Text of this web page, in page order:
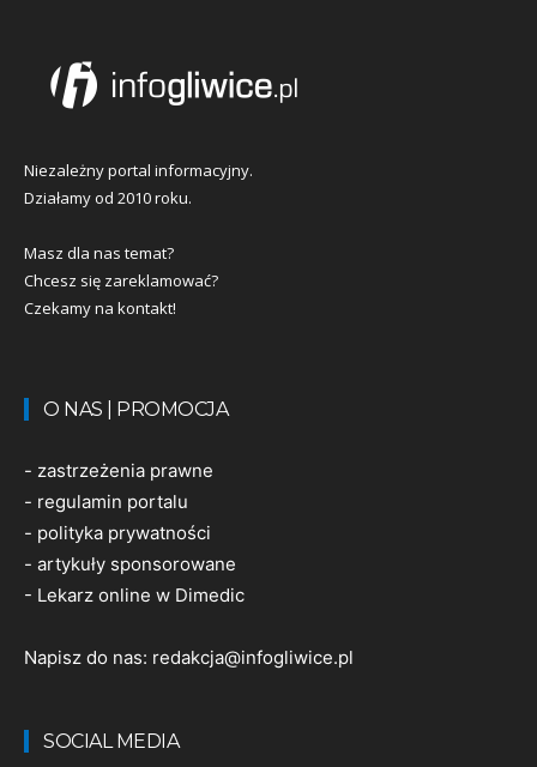
Niezależny portal informacyjny.
Działamy od 2010 roku.
Masz dla nas temat?
Chcesz się zareklamować?
Czekamy na kontakt!
O NAS | PROMOCJA
- zastrzeżenia prawne
- regulamin portalu
- polityka prywatności
- artykuły sponsorowane
- Lekarz online w Dimedic
Napisz do nas: redakcja@infogliwice.pl
SOCIAL MEDIA